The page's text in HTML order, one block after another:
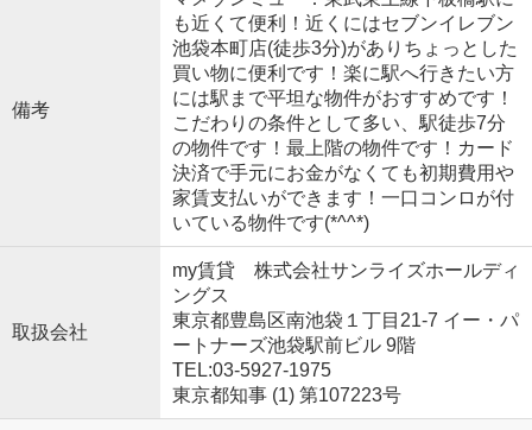
備考
も近くて便利！近くにはセブンイレブン
池袋本町店(徒歩3分)がありちょっとした
買い物に便利です！楽に駅へ行きたい方
には駅まで平坦な物件がおすすめです！
こだわりの条件として多い、駅徒歩7分
の物件です！最上階の物件です！カード
決済で手元にお金がなくても初期費用や
家賃支払いができます！一口コンロが付
いている物件です(*^^*)
取扱会社
my賃貸 株式会社サンライズホールディ
ングス
東京都豊島区南池袋１丁目21-7 イー・パ
ートナーズ池袋駅前ビル 9階
TEL:03-5927-1975
東京都知事 (1) 第107223号